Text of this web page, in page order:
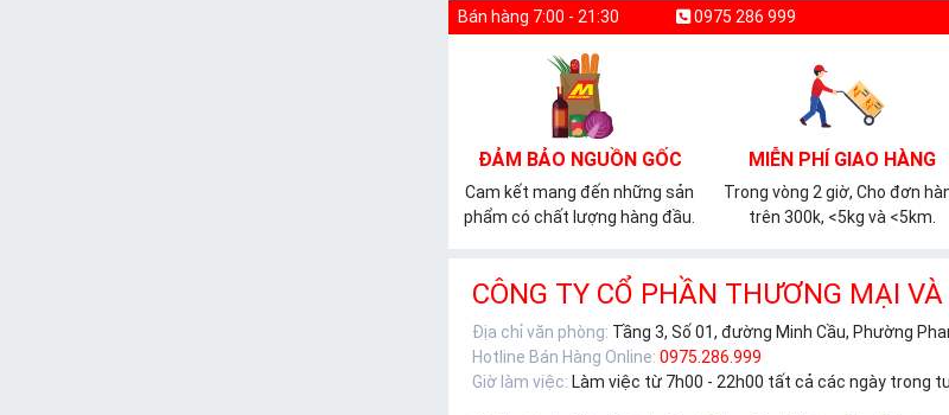
Bán hàng 7:00 - 21:30 0975 286 999
ĐẢM BẢO NGUỒN GỐC
Cam kết mang đến những sản
phẩm có chất lượng hàng đầu.
MIỄN PHÍ GIAO HÀNG
Trong vòng 2 giờ, Cho đơn
trên 300k, <5kg và <5km.
CÔNG TY CỔ PHẦN THƯƠNG MẠI
Địa chỉ văn phòng: Tầng 3, Số 01, đường Minh Cầu, Phường
Hotline Bán Hàng Online: 0975.286.999
Giờ làm việc: Làm việc từ 7h00 - 22h00 tất cả các ngày trong